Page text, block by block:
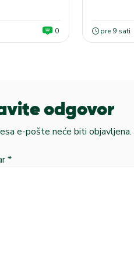
0 pre 9 sati
odgovor
e-pošte neće biti objavljena.
*